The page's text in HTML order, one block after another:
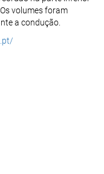
volumes foram
a condução.